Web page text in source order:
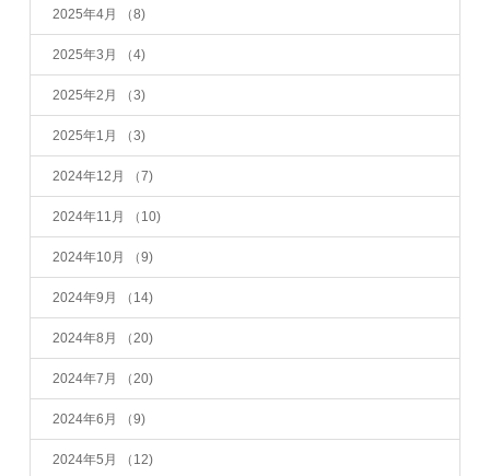
2025年4月 （8)
2025年3月 （4)
2025年2月 （3)
2025年1月 （3)
2024年12月 （7)
2024年11月 （10)
2024年10月 （9)
2024年9月 （14)
2024年8月 （20)
2024年7月 （20)
2024年6月 （9)
2024年5月 （12)